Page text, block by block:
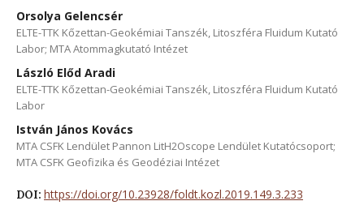
Orsolya Gelencsér
ELTE-TTK Kőzettan-Geokémiai Tanszék, Litoszféra Fluidum Kutató
Labor; MTA Atommagkutató Intézet
László Előd Aradi
ELTE-TTK Kőzettan-Geokémiai Tanszék, Litoszféra Fluidum Kutató
Labor
István János Kovács
MTA CSFK Lendület Pannon LitH2Oscope Lendület Kutatócsoport;
MTA CSFK Geofizika és Geodéziai Intézet
DOI: https://doi.org/10.23928/foldt.kozl.2019.149.3.233